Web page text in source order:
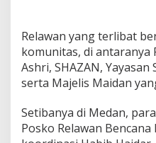
Relawan yang terlibat
komunitas, di antaranya
Ashri, SHAZAN, Yayasan
serta Majelis Maidan
Setibanya di Medan,
Posko Relawan